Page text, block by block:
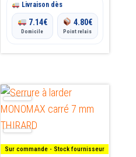
produit
Livraison dès
7.14€
Domicile
4.80€
Point relais
Sur commande - Stock fournisseur
Ce
produit
a